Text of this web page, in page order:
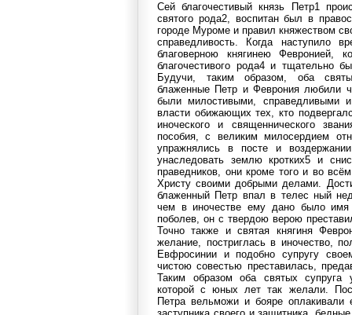
Сей благочестивый князь Петр1
святого рода2, воспитан был в
городе Муроме и правил княжеством
справедливость. Когда наступило
благоверною княгинею Февронией,
благочестивого рода4 и тщательно
Будучи, таким образом, оба
блаженные Петр и Феврония любили
были милостивыми, справедливыми
власти обижающих тех, кто
иноческого и священнического
пособия, с великим милосердием
упражнялись в посте и
унаследовать землю кротких5 и
праведников, они кроме того и во
Христу своими добрыми делами.
блаженный Петр впал в телес ный
чем в иночестве ему дано было имя
поболев, он с твердою верою
Точно также и святая княгиня
желание, постриглась в иночество,
Евфросинии и подобно супругу
чистою совестью преставилась,
Таким образом оба святых супруга
которой с юных лет так желали.
Петра вельможи и бояре оплакивали